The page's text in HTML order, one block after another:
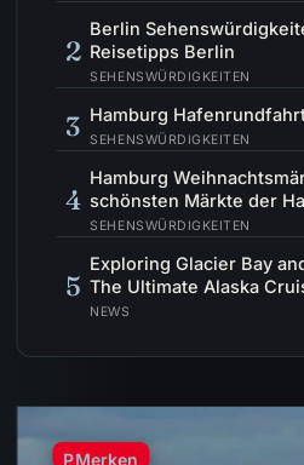
2
Berlin
Reisetipps Berlin
SEHENSWÜRDIGKEITEN
3 Hamburg
SEHENSWÜRDIGKEITEN
4
Hamburg
schönsten Märkte der
SEHENSWÜRDIGKEITEN
5
Exploring Glacier Bay
The Ultimate Alaska
NEWS
PMerken